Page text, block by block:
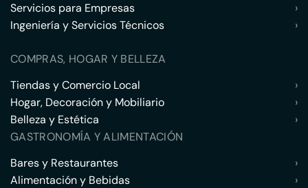
Servicios para Empresas
›
Ingeniería y Servicios Técnicos
›
COMPRAS, HOGAR Y BELLEZA
Tiendas y Comercio Local
›
Hogar, Decoración y Mobiliario
›
Belleza y Estética
›
GASTRONOMÍA Y ALIMENTACIÓN
Bares y Restaurantes
›
Alimentación y Bebidas
›